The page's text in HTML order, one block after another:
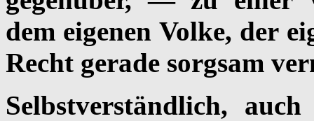
dem eigenen Volke, der
Recht gerade sorgsam
Selbstverständlich,